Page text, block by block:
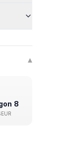
▾
8